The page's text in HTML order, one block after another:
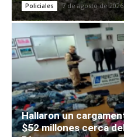
Policiales 7 de agosto de 2026
Hallaron un
$52 millones cerca